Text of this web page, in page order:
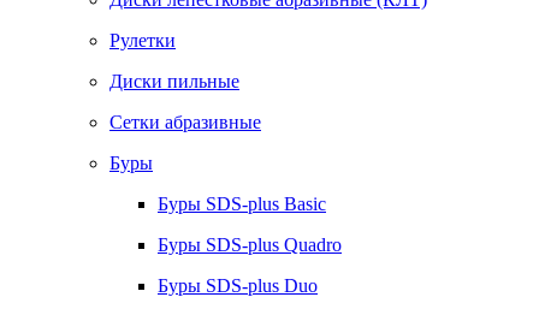
Рулетки
Диски пильные
Сетки абразивные
Буры
Буры SDS-plus Basic
Буры SDS-plus Quadro
Буры SDS-plus Duo